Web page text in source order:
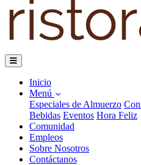
Inicio
Menú
Especiales de Almuerzo
Bebidas Eventos Hora Feliz
Comunidad
Empleos
Sobre Nosotros
Contáctanos